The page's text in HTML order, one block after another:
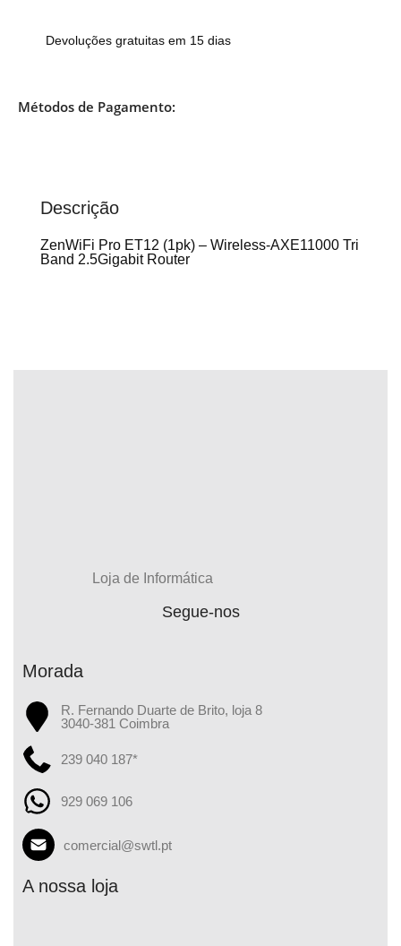
Devoluções gratuitas em 15 dias
Métodos de Pagamento:
Descrição
ZenWiFi Pro ET12 (1pk) – Wireless-AXE11000 Tri
Band 2.5Gigabit Router
Loja de Informática
Segue-nos
Morada
R. Fernando Duarte de Brito, loja 8
3040-381 Coimbra
239 040 187*
929 069 106
comercial@swtl.pt
A nossa loja